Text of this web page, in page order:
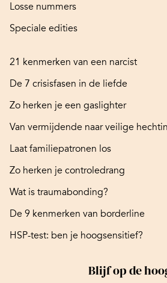
Losse nummers
Speciale edities
21 kenmerken van een narcist
De 7 crisisfasen in de liefde
Zo herken je een gaslighter
Van vermijdende naar veilige
Laat familiepatronen los
Zo herken je controledrang
Wat is traumabonding?
De 9 kenmerken van borderline
HSP-test: ben je hoogsensitief?
Blijf op de